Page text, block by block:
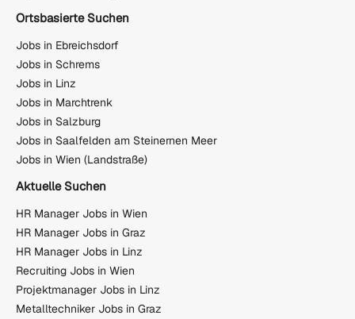
Ortsbasierte Suchen
Jobs in Ebreichsdorf
Jobs in Schrems
Jobs in Linz
Jobs in Marchtrenk
Jobs in Salzburg
Jobs in Saalfelden am Steinernen Meer
Jobs in Wien (Landstraße)
Aktuelle Suchen
HR Manager Jobs in Wien
HR Manager Jobs in Graz
HR Manager Jobs in Linz
Recruiting Jobs in Wien
Projektmanager Jobs in Linz
Metalltechniker Jobs in Graz